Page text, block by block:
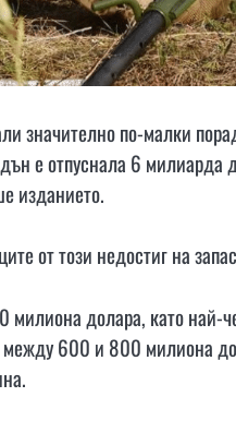
значително по-малки
е отпуснала 6 милиарда
изданието.
от този недостиг на
долара, като най-
600 и 800 милиона